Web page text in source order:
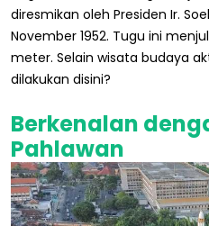
diresmikan oleh Presiden Ir.
November 1952. Tugu ini
meter. Selain wisata budaya
dilakukan disini?
Berkenalan
Pahlawan